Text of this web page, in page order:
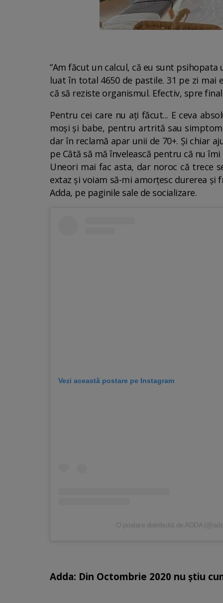
”Am făcut un calcul, că eu sunt
luat în total 4650 de pastile. 31 pe zi mai
că să reziste organismul. Efectiv, spre
Pentru cei care nu ați făcut... E ceva
moși și babe, pentru artrită sau
dar în reclamă apar unii de 70+. Și chiar
pe Cătă să mă învelească pentru că nu
Uneori mai fac asta, dar noroc că trece
extaz și voiam să-mi amorțesc durerea și
Adda, pe paginile sale de socializare.
Vezi această postare pe Instagram
O postare distribuită de ADDA
Adda: Din Octombrie 2020 nu știu